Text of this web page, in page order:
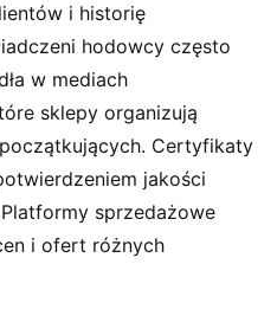
i historię
hodowcy często
w mediach
sklepy organizują
Certyfikaty
jakości
sprzedażowe
i ofert różnych